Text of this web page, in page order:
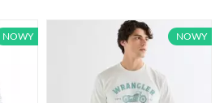
NOWY NOWY